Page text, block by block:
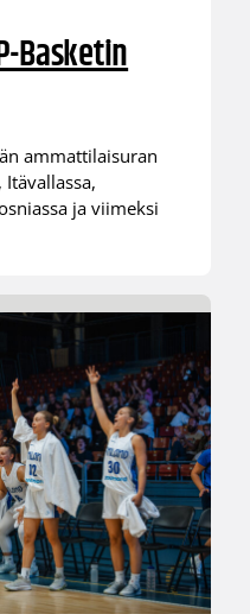
Basketin
ammattilaisuran
Itävallassa,
ja viimeksi